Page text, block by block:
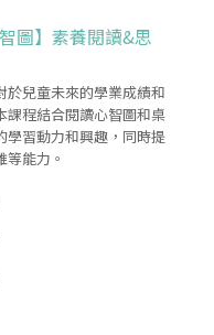
圖】素養閱讀&思
於兒童未來的學業成績和
課程結合閱讀心智圖和桌
學習動力和興趣，同時提
能力。